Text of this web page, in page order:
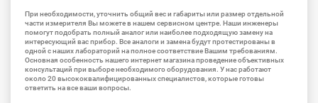
При необходимости, уточнить общий вес и габариты или размер отдельной
части измерителя Вы можете в нашем сервисном центре. Наши инженеры
помогут подобрать полный аналог или наиболее подходящую замену на
интересующий вас прибор. Все аналоги и замена будут протестированы в
одной с наших лабораторий на полное соответствие Вашим требованиям.
Основная особенность нашего интернет магазина проведение объективных
консультаций при выборе необходимого оборудования. У нас работают
около 20 высококвалифицированных специалистов, которые готовы
ответить на все ваши вопросы.